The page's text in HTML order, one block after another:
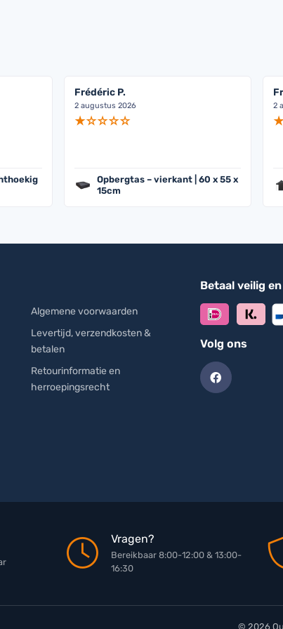
Frédéric P.
2 augustus 2026
Opbergtas – vierkant | 60 x 55 x
15cm
2
Algemene voorwaarden
Levertijd, verzendkosten &
betalen
Retourinformatie en
herroepingsrecht
Betaal veilig
Volg ons
Vragen?
Bereikbaar 8:00-12:00 & 13:00-
16:30
© 2026